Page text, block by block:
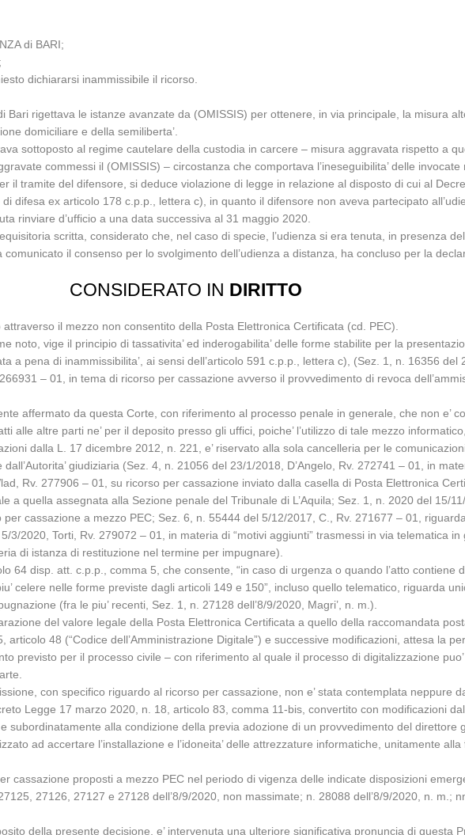
di BARI;
dichiararsi inammissibile il ricorso.
Bari rigettava le istanze avanzate da (OMISSIS) per ottenere, in via principale, la misura
domiciliare e della semiliberta’.
sottoposto al regime cautelare della custodia in carcere – misura aggravata rispetto a
commessi il (OMISSIS) – circostanza che comportava l’ineseguibilita’ delle invocate
il tramite del difensore, si deduce violazione di legge in relazione al disposto di cui al
difesa ex articolo 178 c.p.p., lettera c), in quanto il difensore non aveva partecipato
rinviare d’ufficio a una data successiva al 31 maggio 2020.
scritta, considerato che, nel caso di specie, l’udienza si era tenuta, in presenza
il consenso per lo svolgimento dell’udienza a distanza, ha concluso per la
CONSIDERATO IN DIRITTO
il mezzo non consentito della Posta Elettronica Certificata (cd. PEC).
noto, vige il principio di tassativita’ ed inderogabilita’ delle forme stabilite per la
a pena di inammissibilita’, ai sensi dell’articolo 591 c.p.p., lettera c), (Sez. 1, n. 16356
– 01, in tema di ricorso per cassazione avverso il provvedimento di revoca
affermato da questa Corte, con riferimento al processo penale in generale, che non e’
alle altre parti ne’ per il deposito presso gli uffici, poiche’ l’utilizzo di tale mezzo
dalla L. 17 dicembre 2012, n. 221, e’ riservato alla sola cancelleria per le
giudiziaria (Sez. 4, n. 21056 del 23/1/2018, D’Angelo, Rv. 272741 – 01, in
Rv. 277906 – 01, su ricorso per cassazione inviato dalla casella di Posta Elettronica
a quella assegnata alla Sezione penale del Tribunale di L’Aquila; Sez. 1, n. 2020 del 15/
cassazione a mezzo PEC; Sez. 6, n. 55444 del 5/12/2017, C., Rv. 271677 – 01,
3/2020, Torti, Rv. 279072 – 01, in materia di “motivi aggiunti” trasmessi in via telematica
di istanza di restituzione nel termine per impugnare).
64 disp. att. c.p.p., comma 5, che consente, “in caso di urgenza o quando l’atto contiene
celere nelle forme previste dagli articoli 149 e 150”, incluso quello telematico, riguarda
(fra le piu’ recenti, Sez. 1, n. 27128 dell’8/9/2020, Magri’, n. m.).
del valore legale della Posta Elettronica Certificata a quello della raccomandata
48 (“Codice dell’Amministrazione Digitale”) e successive modificazioni, attesa la
previsto per il processo civile – con riferimento al quale il processo di digitalizzazione
con specifico riguardo al ricorso per cassazione, non e’ stata contemplata neppure
Legge 17 marzo 2020, n. 18, articolo 83, comma 11-bis, convertito con modificazioni
subordinatamente alla condizione della previa adozione di un provvedimento del direttore
ad accertare l’installazione e l’idoneita’ delle attrezzature informatiche, unitamente alla
cassazione proposti a mezzo PEC nel periodo di vigenza delle indicate disposizioni
27126, 27127 e 27128 dell’8/9/2020, non massimate; n. 28088 dell’8/9/2020, n. m.;
della presente decisione, e’ intervenuta una ulteriore significativa pronuncia di questa